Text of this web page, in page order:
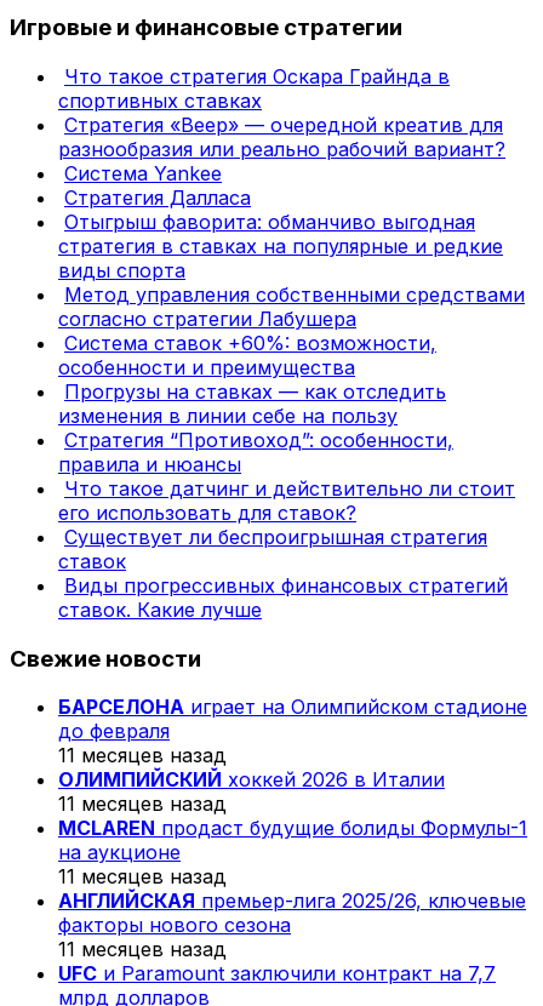
Игровые и финансовые стратегии
Что такое стратегия Оскара Грайнда в
спортивных ставках
Стратегия «Веер» — очередной креатив для
разнообразия или реально рабочий вариант?
Система Yankee
Стратегия Далласа
Отыгрыш фаворита: обманчиво выгодная
стратегия в ставках на популярные и редкие
виды спорта
Метод управления собственными средствами
согласно стратегии Лабушера
Система ставок +60%: возможности,
особенности и преимущества
Прогрузы на ставках — как отследить
изменения в линии себе на пользу
Стратегия “Противоход”: особенности,
правила и нюансы
Что такое датчинг и действительно ли стоит
его использовать для ставок?
Существует ли беспроигрышная стратегия
ставок
Виды прогрессивных финансовых стратегий
ставок. Какие лучше
Свежие новости
БАРСЕЛОНА играет на Олимпийском стадионе
до февраля
11 месяцев назад
ОЛИМПИЙСКИЙ хоккей 2026 в Италии
11 месяцев назад
MCLAREN продаст будущие болиды Формулы-1
на аукционе
11 месяцев назад
АНГЛИЙСКАЯ премьер-лига 2025/26, ключевые
факторы нового сезона
11 месяцев назад
UFC и Paramount заключили контракт на 7,7
млрд долларов